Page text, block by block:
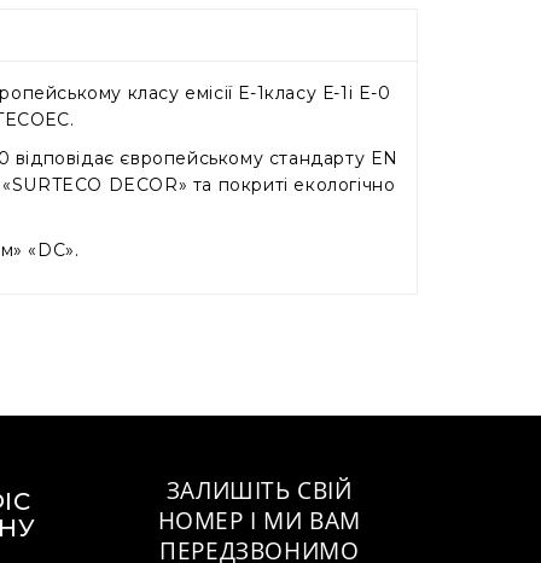
класу емісії Е-1класу Е-1і E-0
європейському стандарту EN
DECOR» та покриті екологічно
«DC».
ЗАЛИШІТЬ СВІЙ
НОМЕР І МИ ВАМ
ПЕРЕДЗВОНИМО